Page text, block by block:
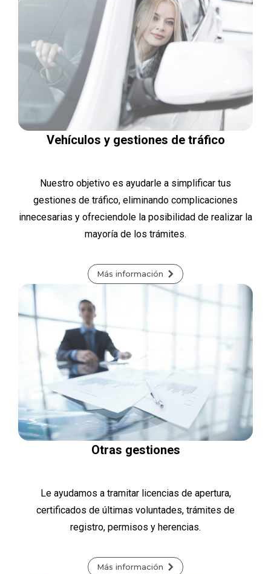
Vehículos y gestiones de tráfico
Nuestro objetivo es ayudarle a simplificar tus
gestiones de tráfico, eliminando complicaciones
innecesarias y ofreciendole la posibilidad de realizar la
mayoría de los trámites.
Más información
Otras gestiones
Le ayudamos a tramitar licencias de apertura,
certificados de últimas voluntades, trámites de
registro, permisos y herencias.
Más información